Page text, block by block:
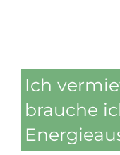
Ich
brauche